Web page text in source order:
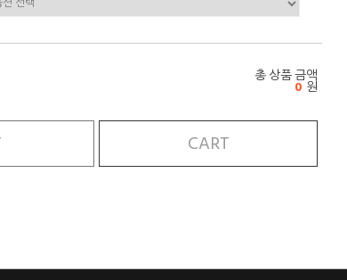
총 상품 금액
0 원
CART